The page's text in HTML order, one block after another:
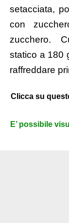
setacciata,
con
zucchero.
statico a 180
raffreddare
Clicca su
E’ possibile